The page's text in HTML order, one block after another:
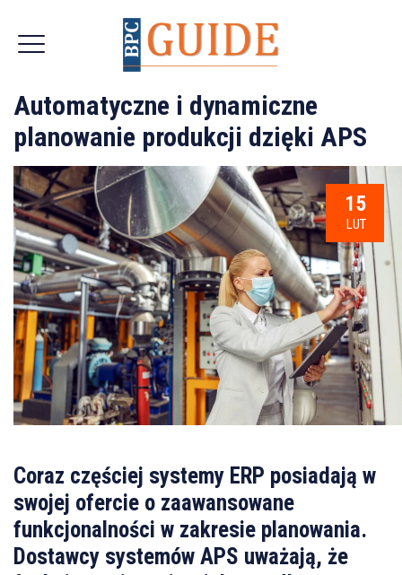
Automatyczne i dynamiczne
planowanie produkcji dzięki APS
15
LUT
Coraz częściej systemy ERP posiadają w
swojej ofercie o zaawansowane
funkcjonalności w zakresie planowania.
Dostawcy systemów APS uważają, że